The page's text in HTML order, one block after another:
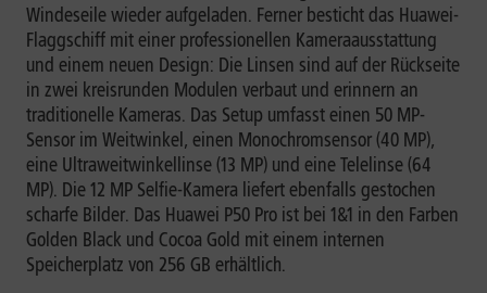
Windeseile wieder aufgeladen. Ferner besticht das Huawei-
Flaggschiff mit einer professionellen Kameraausstattung
und einem neuen Design: Die Linsen sind auf der Rückseite
in zwei kreisrunden Modulen verbaut und erinnern an
traditionelle Kameras. Das Setup umfasst einen 50 MP-
Sensor im Weitwinkel, einen Monochromsensor (40 MP),
eine Ultraweitwinkellinse (13 MP) und eine Telelinse (64
MP). Die 12 MP Selfie-Kamera liefert ebenfalls gestochen
scharfe Bilder. Das Huawei P50 Pro ist bei 1&1 in den Farben
Golden Black und Cocoa Gold mit einem internen
Speicherplatz von 256 GB erhältlich.